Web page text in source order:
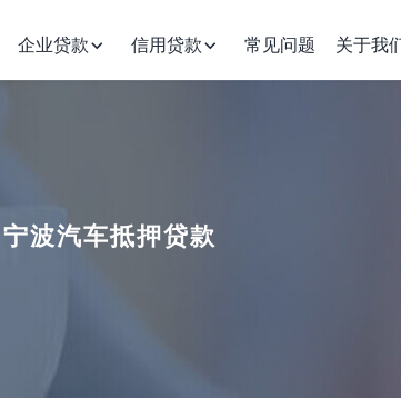
企业贷款 信用贷款 常见问题 关于我
宁波汽车抵押贷款